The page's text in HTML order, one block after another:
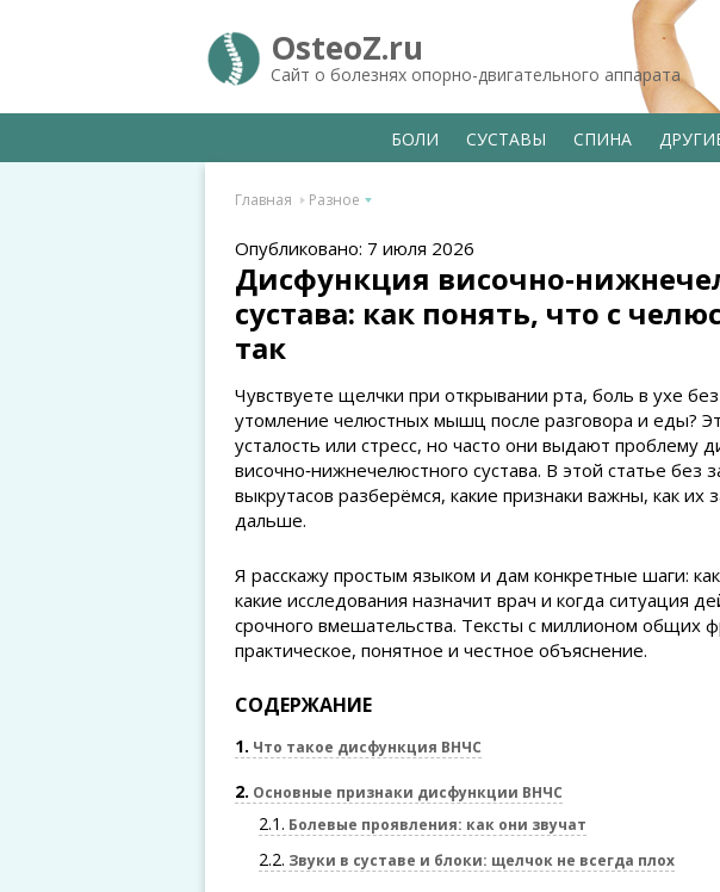
OsteoZ.ru
Сайт о болезнях опорно-двигательного аппарата
БОЛИ СУСТАВЫ СПИНА
Главная Разное
Опубликовано: 7 июля 2026
Дисфункция
сустава: как понять, что с
так
Чувствуете щелчки при открывании рта, боль в ухе
утомление челюстных мышц после разговора и еды?
усталость или стресс, но часто они выдают проблему
височно‑нижнечелюстного сустава. В этой статье без
выкрутасов разберёмся, какие признаки важны, как их
дальше.
Я расскажу простым языком и дам конкретные шаги:
какие исследования назначит врач и когда ситуация
срочного вмешательства. Тексты с миллионом общих
практическое, понятное и честное объяснение.
СОДЕРЖАНИЕ
1 Что такое дисфункция ВНЧС
2 Основные признаки дисфункции ВНЧС
2.1 Болевые проявления: как они звучат
2.2 Звуки в суставе и блоки: щелчок не всегда плох